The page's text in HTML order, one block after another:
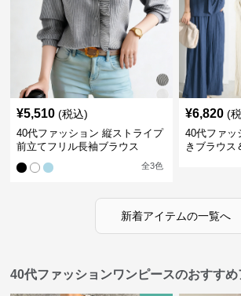
¥5,510 (税込)
40代ファッション 縦ストライプ
前立てフリル長袖ブラウス
全3色
¥6,820 (
40代ファッ
きブラウス
新着アイテムの一覧へ
40代ファッションワンピースのおすすめ